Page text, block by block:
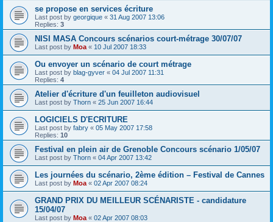
se propose en services écriture
Last post by georgique « 31 Aug 2007 13:06
Replies: 3
NISI MASA Concours scénarios court-métrage 30/07/07
Last post by Moa « 10 Jul 2007 18:33
Ou envoyer un scénario de court métrage
Last post by blag-gyver « 04 Jul 2007 11:31
Replies: 4
Atelier d'écriture d'un feuilleton audiovisuel
Last post by Thorn « 25 Jun 2007 16:44
LOGICIELS D'ECRITURE
Last post by fabry « 05 May 2007 17:58
Replies: 10
Festival en plein air de Grenoble Concours scénario 1/05/07
Last post by Thorn « 04 Apr 2007 13:42
Les journées du scénario, 2ème édition – Festival de Cannes
Last post by Moa « 02 Apr 2007 08:24
GRAND PRIX DU MEILLEUR SCÉNARISTE - candidature
15/04/07
Last post by Moa « 02 Apr 2007 08:03